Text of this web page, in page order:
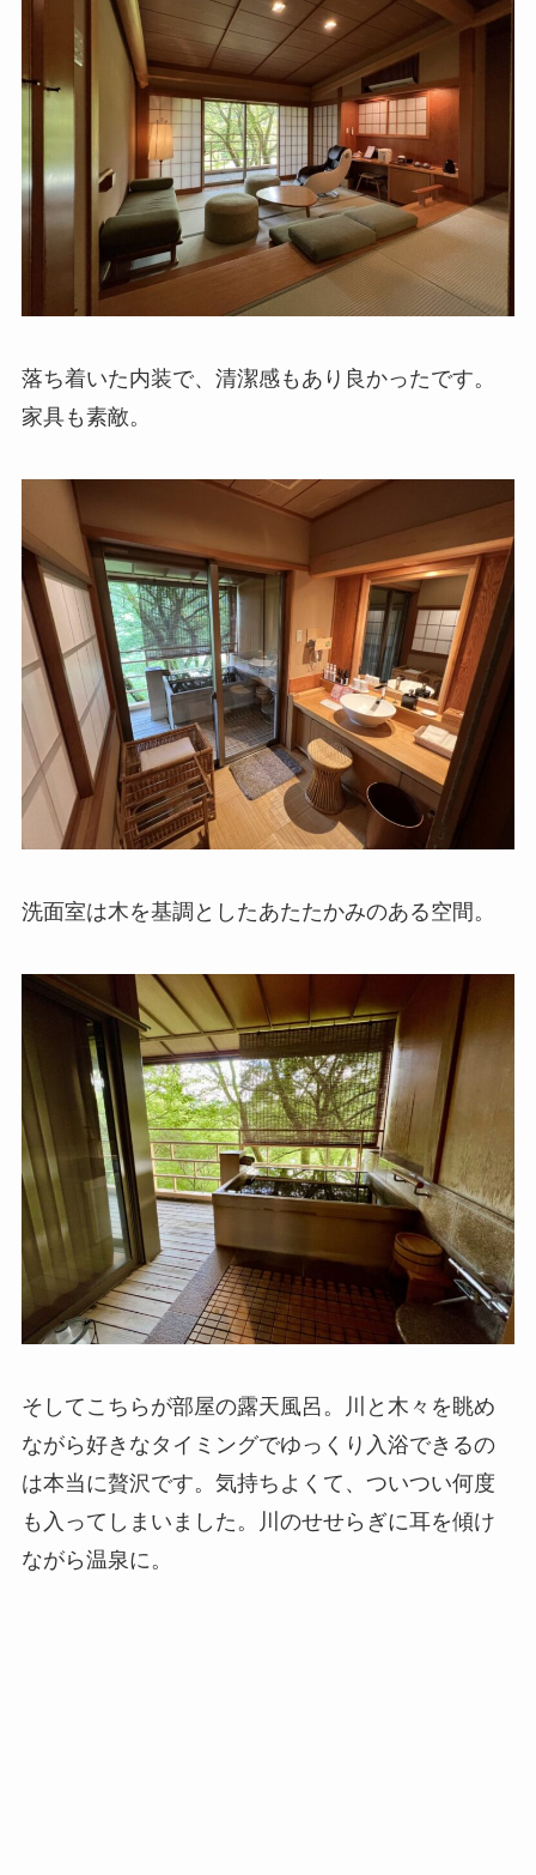
落ち着いた内装で、清潔感もあり良かったです。
家具も素敵。
洗面室は木を基調としたあたたかみのある空間。
そしてこちらが部屋の露天風呂。川と木々を眺め
ながら好きなタイミングでゆっくり入浴できるの
は本当に贅沢です。気持ちよくて、ついつい何度
も入ってしまいました。川のせせらぎに耳を傾け
ながら温泉に。